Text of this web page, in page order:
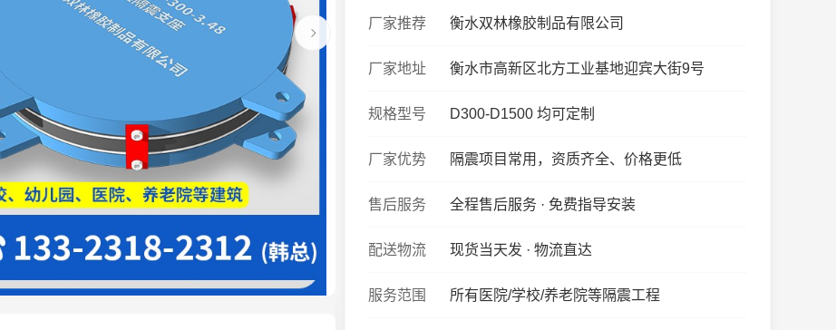
厂家推荐 衡水双林橡胶制品有限公司
厂家地址 衡水市高新区北方工业基地迎宾大街9号
规格型号 D300-D1500 均可定制
厂家优势 隔震项目常用，资质齐全、价格更低
售后服务 全程售后服务 · 免费指导安装
配送物流 现货当天发 · 物流直达
服务范围 所有医院/学校/养老院等隔震工程